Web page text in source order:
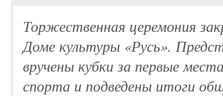
Торжественная церемония
Доме культуры «Русь».
вручены кубки за первые
спорта и подведены итоги